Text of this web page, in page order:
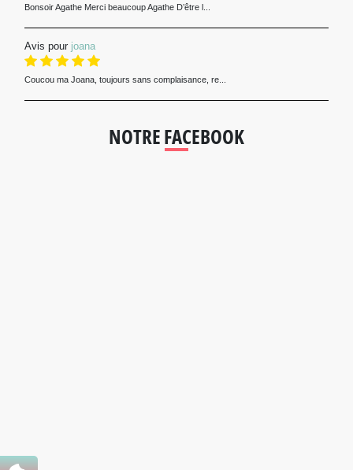
Bonsoir Agathe Merci beaucoup Agathe D’être l...
Avis pour joana
Coucou ma Joana, toujours sans complaisance, re...
NOTRE FACEBOOK